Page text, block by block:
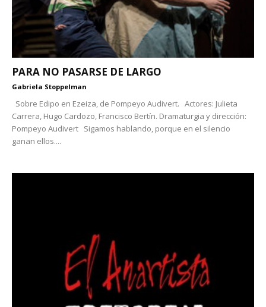
PARA NO PASARSE DE LARGO
Gabriela Stoppelman
Sobre Edipo en Ezeiza, de Pompeyo Audivert. Actores: Julieta
Carrera, Hugo Cardozo, Francisco Bertín. Dramaturgia y dirección:
Pompeyo Audivert Sigamos hablando, porque en el silencio
ganan ellos....